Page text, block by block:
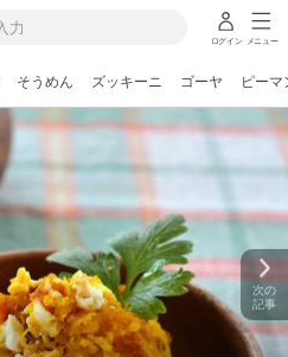
ログイン メニュー
そうめん ズッキーニ ゴーヤ ピーマ
次の
記事